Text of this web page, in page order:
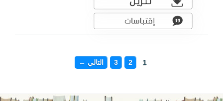
1
2
3 التالي ←